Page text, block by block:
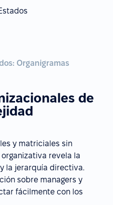
Organigramas
de
y matriciales sin
revela la
la jerarquía directiva.
sobre managers y
fácilmente con los